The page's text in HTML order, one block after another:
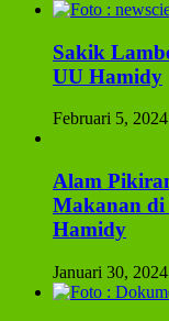
Sakik
UU Hamidy
Februari 5, 2024
Alam
Makanan di
Hamidy
Januari 30, 2024